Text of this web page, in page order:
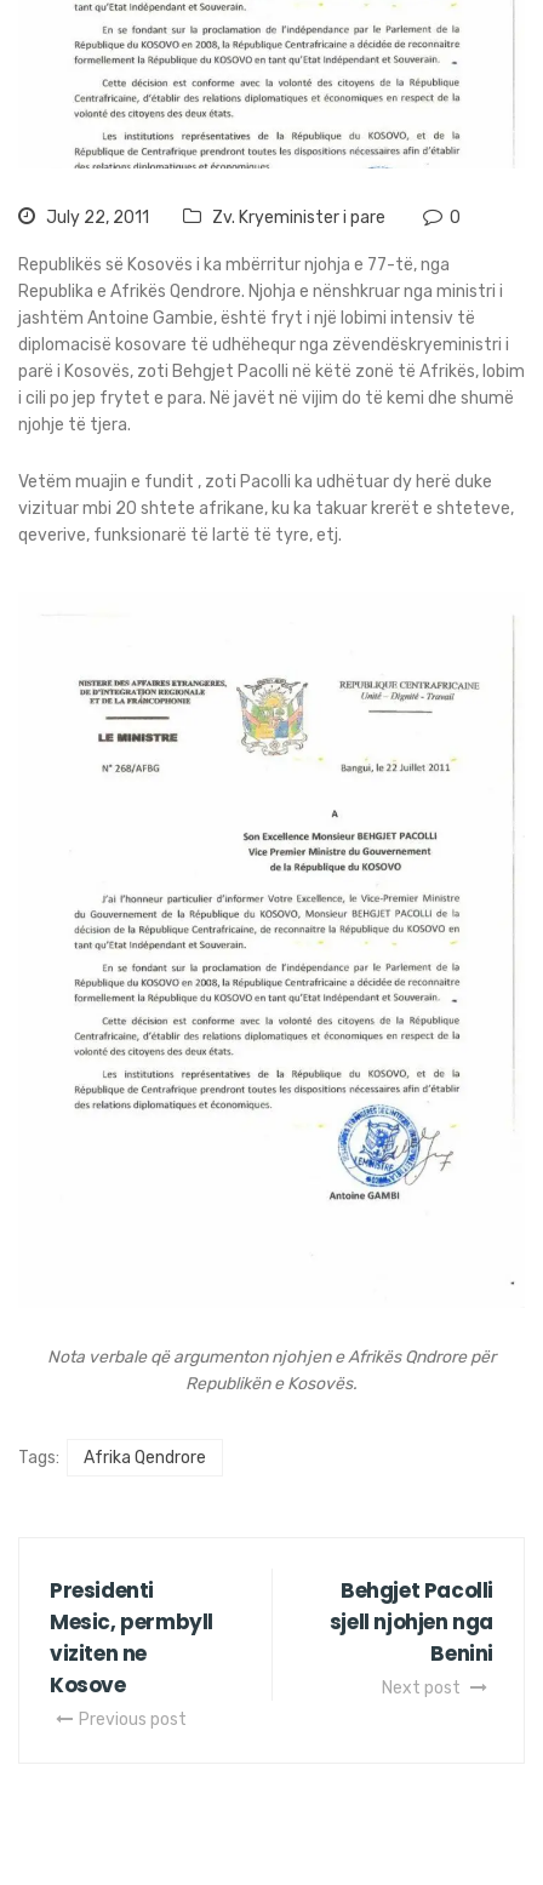
July 22, 2011 Zv. Kryeminister i pare 0
Republikës së Kosovës i ka mbërritur njohja e 77-të, nga
Republika e Afrikës Qendrore. Njohja e nënshkruar nga ministri i
jashtëm Antoine Gambie, është fryt i një lobimi intensiv të
diplomacisë kosovare të udhëhequr nga zëvendëskryeministri i
parë i Kosovës, zoti Behgjet Pacolli në këtë zonë të Afrikës, lobim
i cili po jep frytet e para. Në javët në vijim do të kemi dhe shumë
njohje të tjera.
Vetëm muajin e fundit , zoti Pacolli ka udhëtuar dy herë duke
vizituar mbi 20 shtete afrikane, ku ka takuar krerët e shteteve,
qeverive, funksionarë të lartë të tyre, etj.
Nota verbale që argumenton njohjen e Afrikës Qndrore për
Republikën e Kosovës.
Tags: Afrika Qendrore
Presidenti
Mesic, permbyll
viziten ne
Kosove
Previous post
Behgjet Pacolli
sjell njohjen nga
Benini
Next post